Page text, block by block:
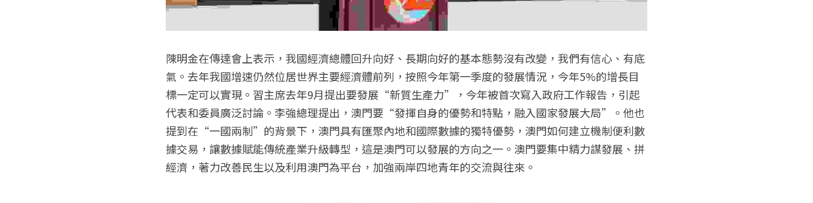
陳明金在傳達會上表示，我國經濟總體回升向好、長期向好的基本態勢沒有改變，我們有信心、有底
氣。去年我國增速仍然位居世界主要經濟體前列，按照今年第一季度的發展情況，今年5%的增長目
標一定可以實現。習主席去年9月提出要發展“新質生產力”，今年被首次寫入政府工作報告，引起
代表和委員廣泛討論。李強總理提出，澳門要“發揮自身的優勢和特點，融入國家發展大局”。他也
提到在“一國兩制”的背景下，澳門具有匯聚內地和國際數據的獨特優勢，澳門如何建立機制便利數
據交易，讓數據賦能傳統產業升級轉型，這是澳門可以發展的方向之一。澳門要集中精力謀發展、拼
經濟，著力改善民生以及利用澳門為平台，加強兩岸四地青年的交流與往來。